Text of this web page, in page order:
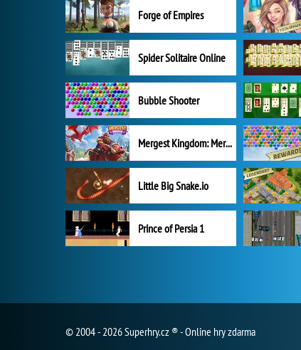
Forge of Empires
Spider Solitaire Online
Bubble Shooter
Mergest Kingdom: Merge Puzzle
Little Big Snake.io
Prince of Persia 1
© 2004 - 2026 Superhry.cz ® - Online hry zdarma